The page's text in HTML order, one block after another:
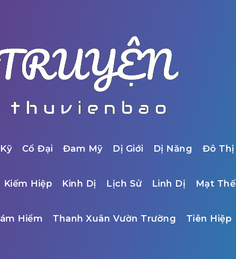
Cổ Đại Đam Mỹ Dị Giới Dị Năng Đô Thị
Kiếm Hiệp Kinh Dị Lịch Sử Linh Dị Mạt Thế
Hiểm Thanh Xuân Vườn Trường Tiên Hiệp